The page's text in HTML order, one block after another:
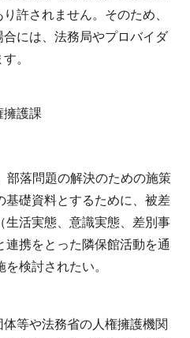
許されません。そのため、
には、法務局やプロバイダ
。
護課
部落問題の解決のための施策
基礎資料とするために、被差
生活実態、意識実態、差別事
連携をとった隣保館活動を通
検討されたい。
等や法務省の人権擁護機関